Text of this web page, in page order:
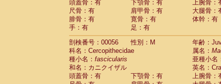
CercopithecidaeMacaca radiata(7)
CercopithecidaeMacaca silenus(0)
CercopithecidaeMacaca sinica (0)
CercopithecidaeMacaca sylvanus
CercopithecidaeMacaca thibetana (0)
Cercopithecidae Macaca tonkeana (0)
Cercopithecidae hybrid(1)
Cercopithecidae (0)
CercopithecidaeAllenopithecus
頭蓋骨：有
下顎骨：有
上腕骨：
尺骨：有
肩甲骨：有
大腿骨：
腓骨：有
寛骨：有
体幹：有
手：有
足：有
剖検番号：00056
性別：M
年齢：
科名：Cercopithecidae
属名：
種小名： fascicularis
亜種小名
和名：カニクイザル
英名：
頭蓋骨：有
下顎骨：有
上腕骨：